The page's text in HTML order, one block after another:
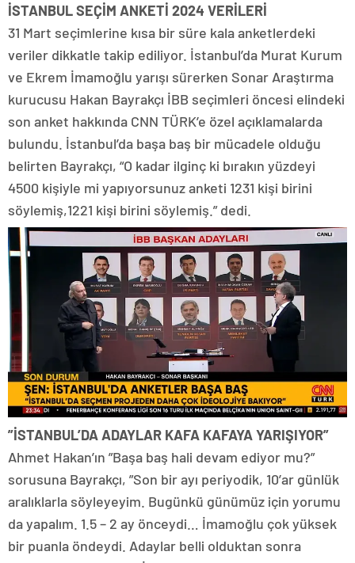
İSTANBUL SEÇİM ANKETİ 2024 VERİLERİ
31 Mart seçimlerine kısa bir süre kala anketlerdeki
veriler dikkatle takip ediliyor. İstanbul’da Murat Kurum
ve Ekrem İmamoğlu yarışı sürerken Sonar Araştırma
kurucusu Hakan Bayrakçı İBB seçimleri öncesi elindeki
son anket hakkında CNN TÜRK’e özel açıklamalarda
bulundu. İstanbul’da başa baş bir mücadele olduğu
belirten Bayrakçı, “O kadar ilginç ki bırakın yüzdeyi
4500 kişiyle mi yapıyorsunuz anketi 1231 kişi birini
söylemiş,1221 kişi birini söylemiş.” dedi.
”İSTANBUL’DA ADAYLAR KAFA KAFAYA YARIŞIYOR”
Ahmet Hakan’ın ”Başa baş hali devam ediyor mu?”
sorusuna Bayrakçı, ”Son bir ayı periyodik, 10’ar günlük
aralıklarla söyleyeyim. Bugünkü günümüz için yorumu
da yapalım. 1.5 – 2 ay önceydi… İmamoğlu çok yüksek
bir puanla öndeydi. Adaylar belli olduktan sonra